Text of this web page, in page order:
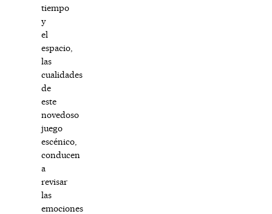
tiempo
y
el
espacio,
las
cualidades
de
este
novedoso
juego
escénico,
conducen
a
revisar
las
emociones